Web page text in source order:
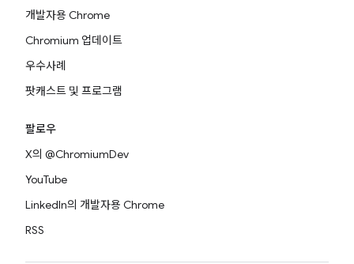
개발자용 Chrome
Chromium 업데이트
우수사례
팟캐스트 및 프로그램
팔로우
X의 @ChromiumDev
YouTube
LinkedIn의 개발자용 Chrome
RSS